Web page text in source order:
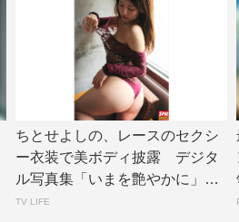
ちとせよしの、レースのセクシ
ー衣装で美ボディ披露 デジタ
ル写真集「いまを艶やかに」誌
面カット公開 |...
TV LIFE